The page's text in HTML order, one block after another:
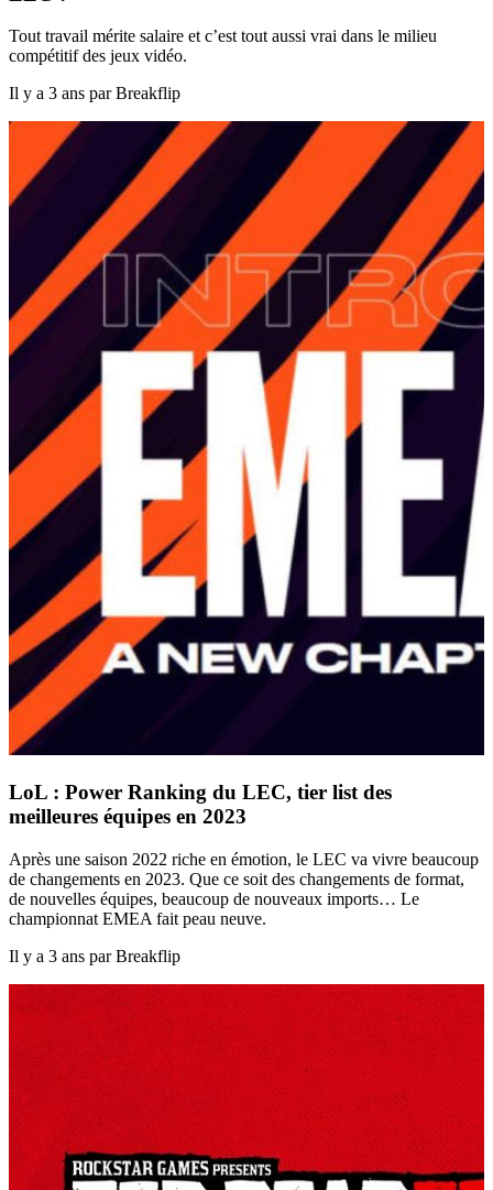
Tout travail mérite salaire et c’est tout aussi vrai dans le milieu
compétitif des jeux vidéo.
Il y a 3 ans par Breakflip
LoL : Power Ranking du LEC, tier list des
meilleures équipes en 2023
Après une saison 2022 riche en émotion, le LEC va vivre beaucoup
de changements en 2023. Que ce soit des changements de format,
de nouvelles équipes, beaucoup de nouveaux imports… Le
championnat EMEA fait peau neuve.
Il y a 3 ans par Breakflip